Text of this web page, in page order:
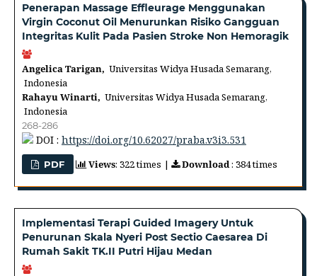
Penerapan Massage Effleurage Menggunakan
Virgin Coconut Oil Menurunkan Risiko Gangguan
Integritas Kulit Pada Pasien Stroke Non Hemoragik
Angelica Tarigan, Universitas Widya Husada Semarang,
Indonesia
Rahayu Winarti, Universitas Widya Husada Semarang,
Indonesia
268-286
DOI : https://doi.org/10.62027/praba.v3i3.531
PDF Views: 322 times | Download: 384 times
Implementasi Terapi Guided Imagery Untuk
Penurunan Skala Nyeri Post Sectio Caesarea Di
Rumah Sakit TK.II Putri Hijau Medan